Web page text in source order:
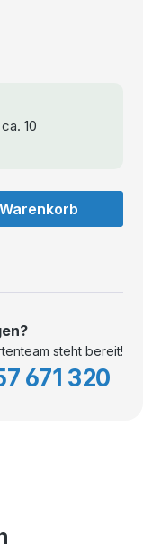
10
steht bereit!
671 320